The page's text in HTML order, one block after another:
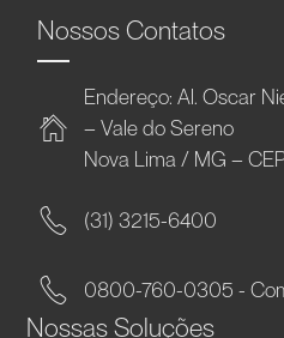
Nossos Contatos
Endereço: Al. Oscar
– Vale do Sereno
Nova Lima / MG –
(31) 3215-6400
0800-760-0305 -
Nossas Soluções